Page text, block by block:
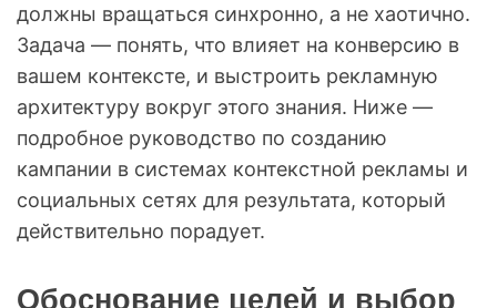
должны вращаться синхронно, а не хаотично.
Задача — понять, что влияет на конверсию в
вашем контексте, и выстроить рекламную
архитектуру вокруг этого знания. Ниже —
подробное руководство по созданию
кампании в системах контекстной рекламы и
социальных сетях для результата, который
действительно порадует.
Обоснование целей и выбор